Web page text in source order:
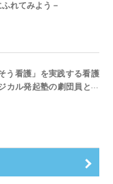
れてみよう－
う看護」を実践する看護
カル発起塾の劇団員と連